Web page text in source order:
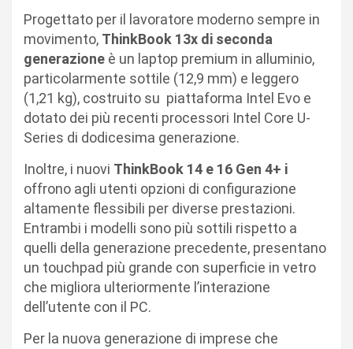
Progettato per il lavoratore moderno sempre in
movimento, ThinkBook 13x di seconda
generazione è un laptop premium in alluminio,
particolarmente sottile (12,9 mm) e leggero
(1,21 kg), costruito su piattaforma Intel Evo e
dotato dei più recenti processori Intel Core U-
Series di dodicesima generazione.
Inoltre, i nuovi ThinkBook 14 e 16 Gen 4+ i
offrono agli utenti opzioni di configurazione
altamente flessibili per diverse prestazioni.
Entrambi i modelli sono più sottili rispetto a
quelli della generazione precedente, presentano
un touchpad più grande con superficie in vetro
che migliora ulteriormente l’interazione
dell’utente con il PC.
Per la nuova generazione di imprese che